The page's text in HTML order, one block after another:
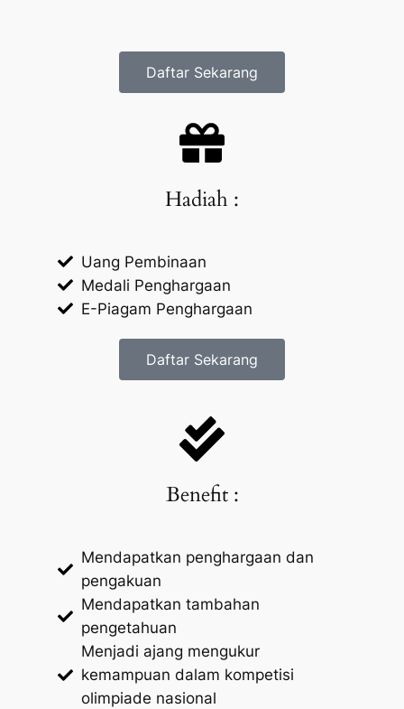
Daftar Sekarang
Hadiah :
Uang Pembinaan
Medali Penghargaan
E-Piagam Penghargaan
Daftar Sekarang
Benefit :
Mendapatkan penghargaan dan
pengakuan
Mendapatkan tambahan
pengetahuan
Menjadi ajang mengukur
kemampuan dalam kompetisi
olimpiade nasional